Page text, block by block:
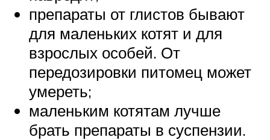
препараты от глистов бывают
для маленьких котят и для
взрослых особей. От
передозировки питомец может
умереть;
маленьким котятам лучше
брать препараты в суспензии.